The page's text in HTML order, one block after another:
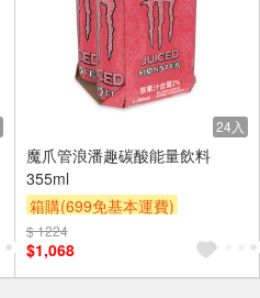
24入
魔爪管浪潘趣碳酸能量飲料
355ml
箱購(699免基本運費)
贈OPENPOINT
贈$200
$ 1224
$1,068